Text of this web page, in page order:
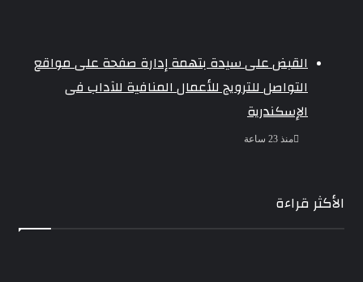
القبض على سيدة بتهمة إدارة صفحة على مواقع
التواصل للترويج للأعمال المنافية للآداب فى
الإسكندرية
منذ 23 ساعة
الأكثر قراءة